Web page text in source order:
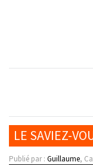
LE SAVIEZ-
Publié par : Guillaume,